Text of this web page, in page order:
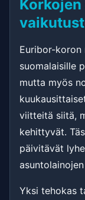
Euribor-koron
suomalaisille
mutta myös
viitteitä siitä,
kehittyvät.
päivitävät
Yksi tehokas